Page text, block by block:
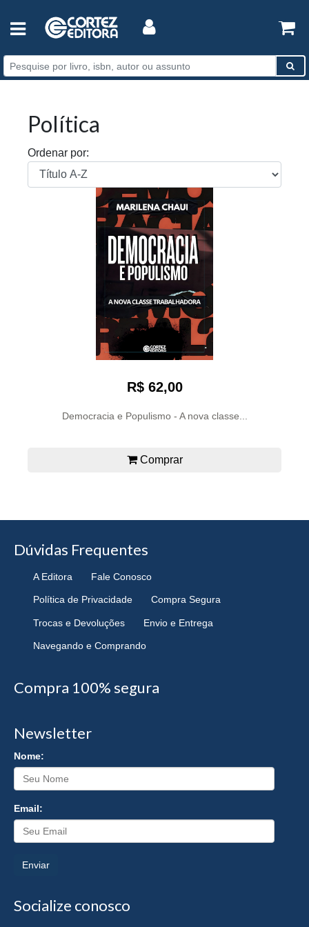
Política
Ordenar por:
R$ 62,00
Democracia e Populismo - A nova classe...
Comprar
Dúvidas Frequentes
A Editora Fale Conosco
Política de Privacidade Compra Segura
Trocas e Devoluções Envio e Entrega
Navegando e Comprando
Compra 100% segura
Newsletter
Nome:
Email:
Enviar
Socialize conosco